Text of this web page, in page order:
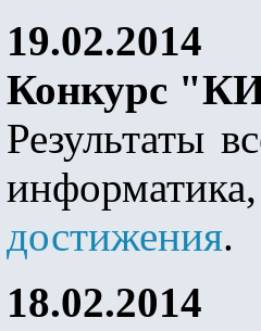
19.02.2014
Конкурс
Результаты
достижения.
18.02.2014